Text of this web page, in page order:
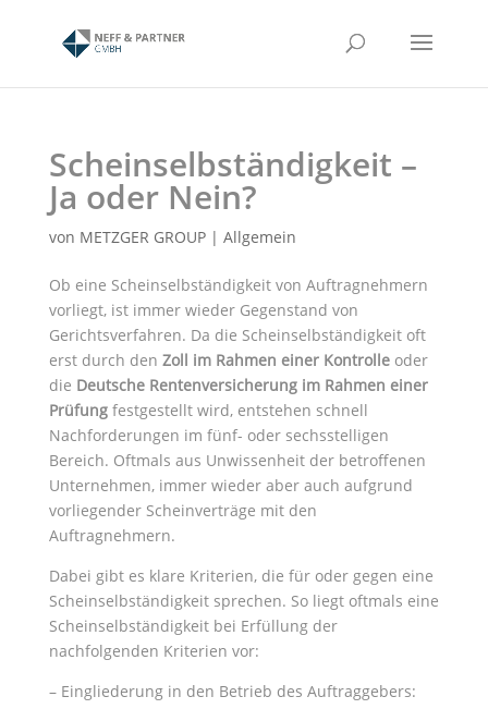
Scheinselbständigkeit –
Ja oder Nein?
von METZGER GROUP| Allgemein
Ob eine Scheinselbständigkeit von Auftragnehmern
vorliegt, ist immer wieder Gegenstand von
Gerichtsverfahren. Da die Scheinselbständigkeit oft
erst durch den Zoll im Rahmen einer Kontrolleoder
die Deutsche Rentenversicherung im Rahmen einer
Prüfungfestgestellt wird, entstehen schnell
Nachforderungen im fünf- oder sechsstelligen
Bereich. Oftmals aus Unwissenheit der betroffenen
Unternehmen, immer wieder aber auch aufgrund
vorliegender Scheinverträge mit den
Auftragnehmern.
Dabei gibt es klare Kriterien, die für oder gegen eine
Scheinselbständigkeit sprechen. So liegt oftmals eine
Scheinselbständigkeit bei Erfüllung der
nachfolgenden Kriterien vor:
– Eingliederung in den Betrieb des Auftraggebers: